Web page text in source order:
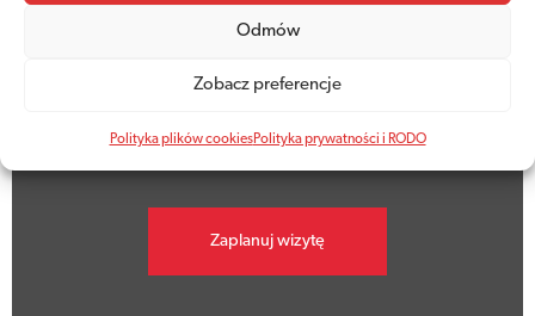
Odmów
Zobacz preferencje
Polityka plików cookiesPolityka prywatności i RODO
Godziny otwarcia
Kopiec jest dziś otwarty w godzinach
9.00 - 19.00
Zaplanuj wizytę